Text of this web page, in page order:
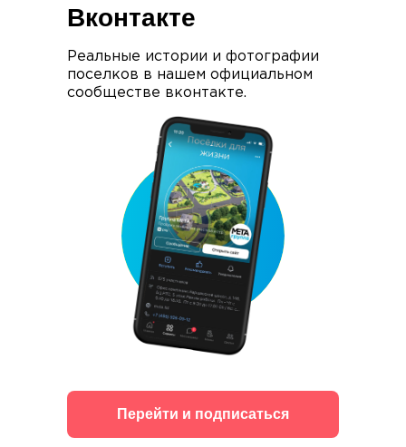
Вконтакте
Реальные истории и фотографии
поселков в нашем официальном
сообществе вконтакте.
Перейти и подписаться